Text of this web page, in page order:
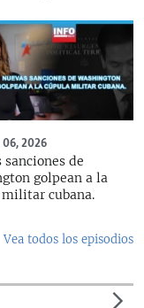
06, 2026
sanciones de
golpean a la
cubana.
Vea todos los episodios